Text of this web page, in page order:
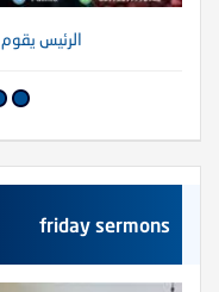
الرئيس
friday sermons